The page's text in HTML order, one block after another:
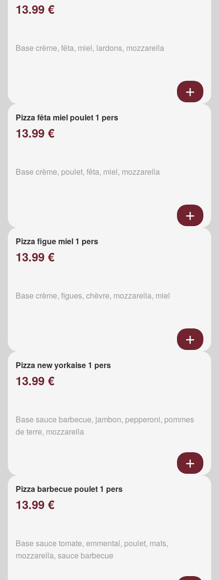
13.99 €
Base crème, fêta, miel, lardons, mozzarella
Pizza fêta miel poulet 1 pers
13.99 €
Base crème, poulet, fêta, miel, mozzarella
Pizza figue miel 1 pers
13.99 €
Base crème, figues, chèvre, mozzarella, miel
Pizza new yorkaise 1 pers
13.99 €
Base sauce barbecue, jambon, pepperoni, pommes
de terre, mozzarella
Pizza barbecue poulet 1 pers
13.99 €
Base sauce tomate, emmental, poulet, maïs,
mozzarella, sauce barbecue